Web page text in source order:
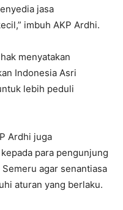
jasa
imbuh AKP Ardhi.
menyatakan
Indonesia Asri
lebih peduli
Ardhi juga
para pengunjung
agar senantiasa
aturan yang berlaku.